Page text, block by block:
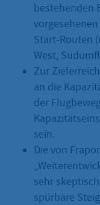
bestehenden
Start-Routen
West,
Zur
an die
der
sein.
Die von
sehr
spürbare